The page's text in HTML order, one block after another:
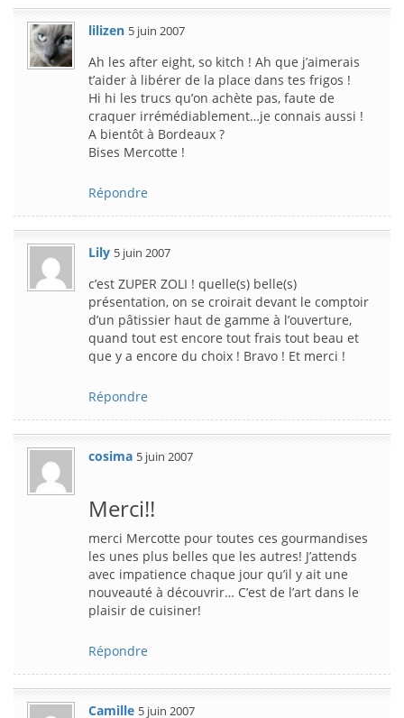
lilizen 5 juin 2007
Ah les after eight, so kitch ! Ah que j’aimerais
t’aider à libérer de la place dans tes frigos !
Hi hi les trucs qu’on achète pas, faute de
craquer irrémédiablement…je connais aussi !
A bientôt à Bordeaux ?
Bises Mercotte !
Répondre
Lily 5 juin 2007
c’est ZUPER ZOLI ! quelle(s) belle(s)
présentation, on se croirait devant le comptoir
d’un pâtissier haut de gamme à l’ouverture,
quand tout est encore tout frais tout beau et
que y a encore du choix ! Bravo ! Et merci !
Répondre
cosima 5 juin 2007
Merci!!
merci Mercotte pour toutes ces gourmandises
les unes plus belles que les autres! J’attends
avec impatience chaque jour qu’il y ait une
nouveauté à découvrir… C’est de l’art dans le
plaisir de cuisiner!
Répondre
Camille 5 juin 2007